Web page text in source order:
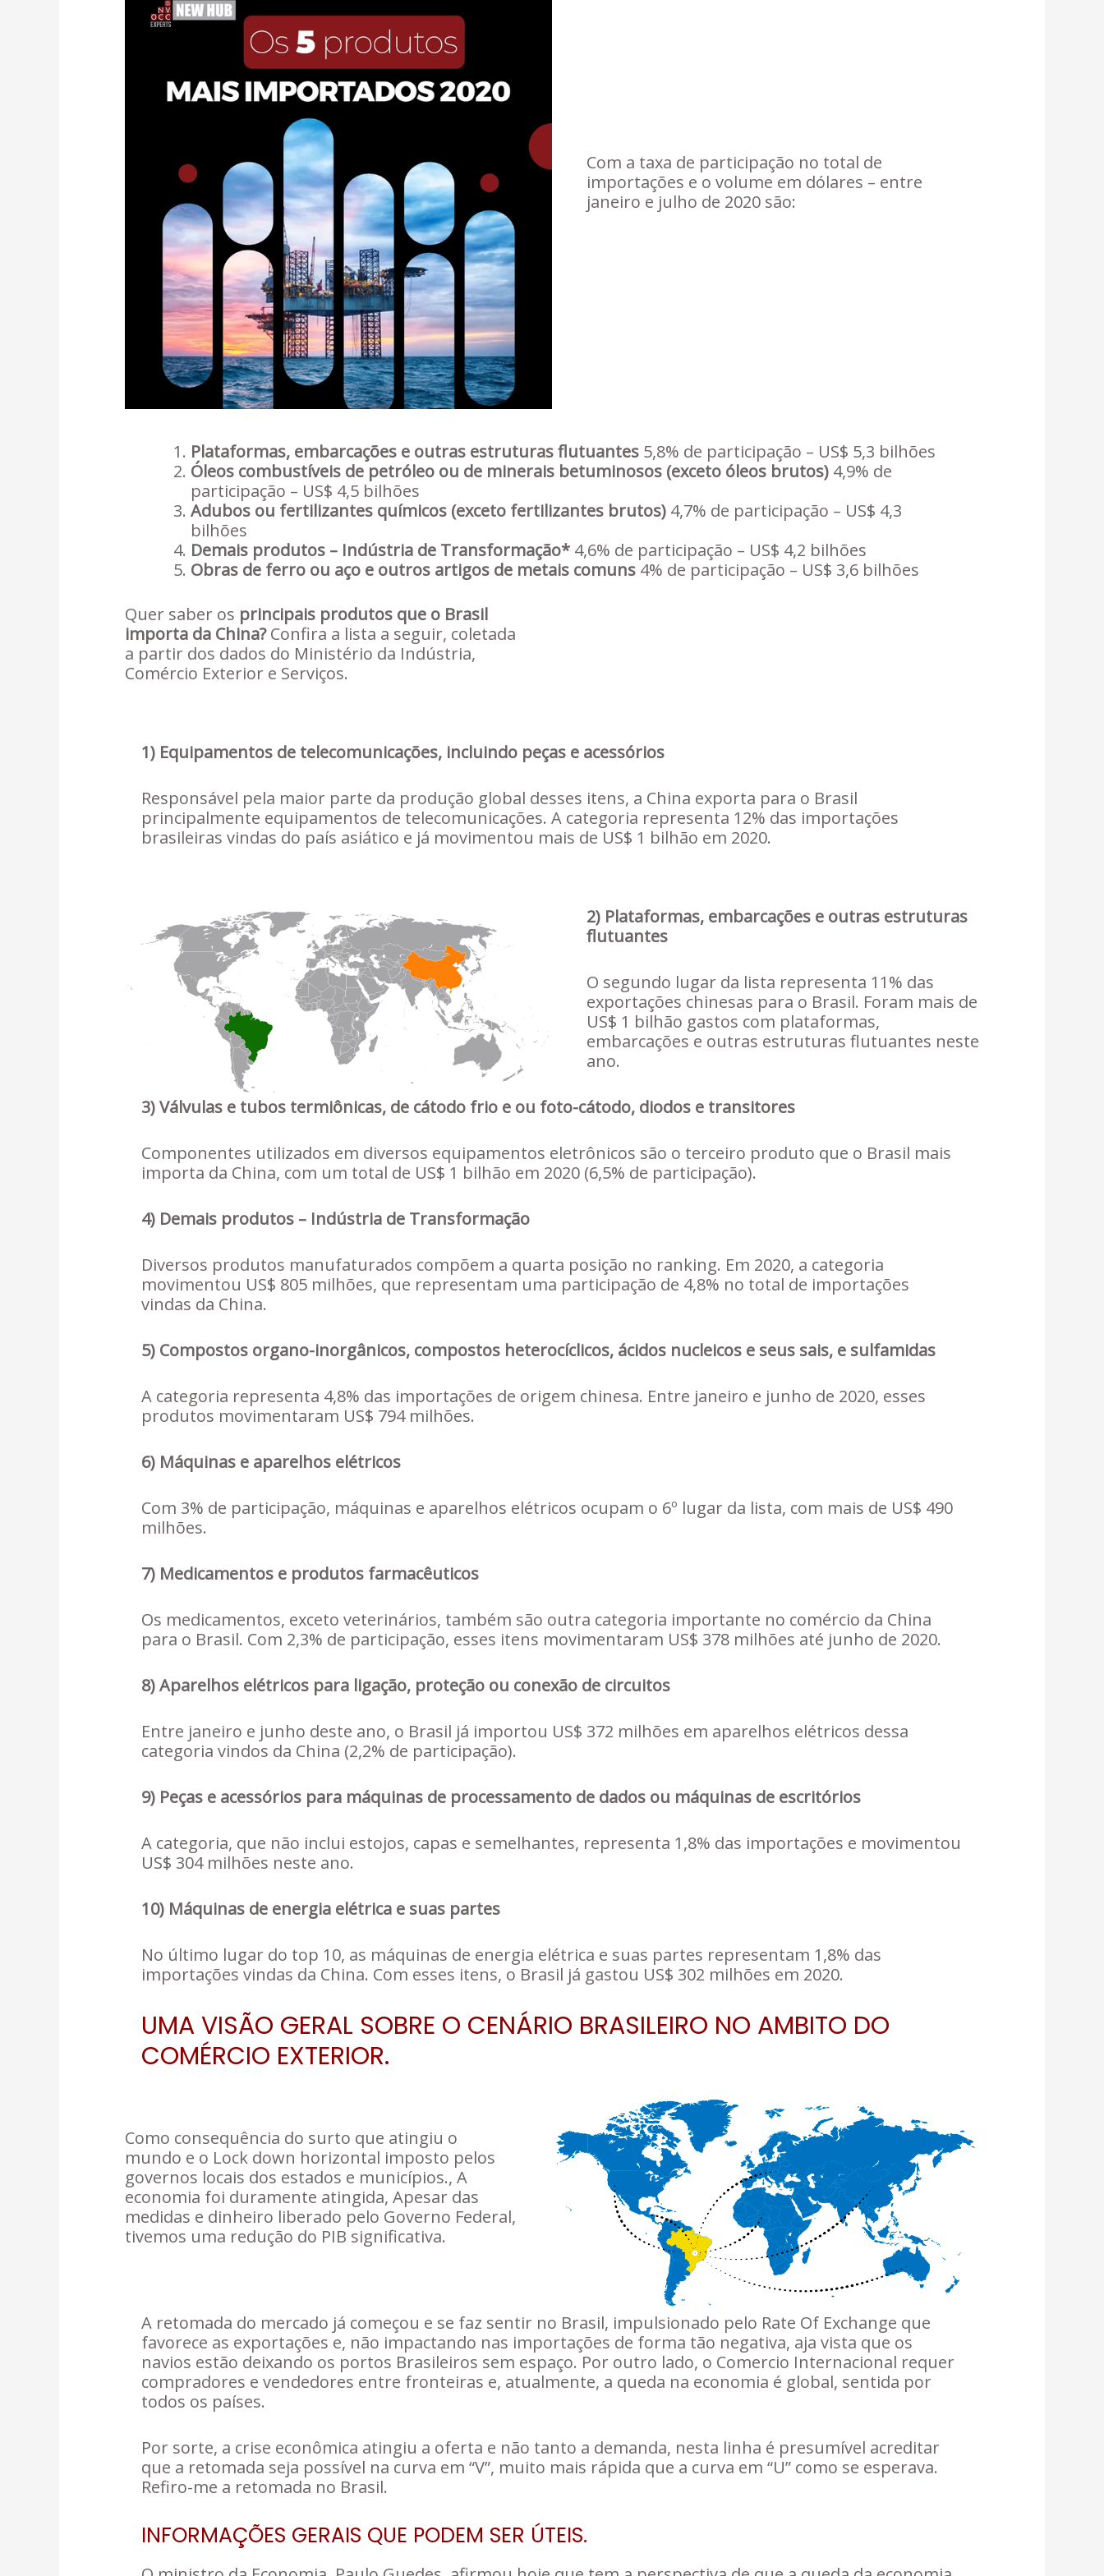
Com a taxa de participação no total de
importações e o volume em dólares – entre
janeiro e julho de 2020 são:
Plataformas, embarcações e outras estruturas flutuantes 5,8% de participação – US$ 5,3 bilhões
Óleos combustíveis de petróleo ou de minerais betuminosos (exceto óleos brutos) 4,9% de
participação – US$ 4,5 bilhões
Adubos ou fertilizantes químicos (exceto fertilizantes brutos) 4,7% de participação – US$ 4,3
bilhões
Demais produtos – Indústria de Transformação* 4,6% de participação – US$ 4,2 bilhões
Obras de ferro ou aço e outros artigos de metais comuns 4% de participação – US$ 3,6 bilhões
Quer saber os principais produtos que o Brasil
importa da China?Confira a lista a seguir, coletada
a partir dos dados do Ministério da Indústria,
Comércio Exterior e Serviços.
1) Equipamentos de telecomunicações, incluindo peças e acessórios
Responsável pela maior parte da produção global desses itens, a China exporta para o Brasil
principalmente equipamentos de telecomunicações. A categoria representa 12% das importações
brasileiras vindas do país asiático e já movimentou mais de US$ 1 bilhão em 2020.
2) Plataformas, embarcações e outras estruturas
flutuantes
O segundo lugar da lista representa 11% das
exportações chinesas para o Brasil. Foram mais de
US$ 1 bilhão gastos com plataformas,
embarcações e outras estruturas flutuantes neste
ano.
3) Válvulas e tubos termiônicas, de cátodo frio e ou foto-cátodo, diodos e transitores
Componentes utilizados em diversos equipamentos eletrônicos são o terceiro produto que o Brasil mais
importa da China, com um total de US$ 1 bilhão em 2020 (6,5% de participação).
4) Demais produtos – Indústria de Transformação
Diversos produtos manufaturados compõem a quarta posição no ranking. Em 2020, a categoria
movimentou US$ 805 milhões, que representam uma participação de 4,8% no total de importações
vindas da China.
5) Compostos organo-inorgânicos, compostos heterocíclicos, ácidos nucleicos e seus sais, e sulfamidas
A categoria representa 4,8% das importações de origem chinesa. Entre janeiro e junho de 2020, esses
produtos movimentaram US$ 794 milhões.
6) Máquinas e aparelhos elétricos
Com 3% de participação, máquinas e aparelhos elétricos ocupam o 6º lugar da lista, com mais de US$ 490
milhões.
7) Medicamentos e produtos farmacêuticos
Os medicamentos, exceto veterinários, também são outra categoria importante no comércio da China
para o Brasil. Com 2,3% de participação, esses itens movimentaram US$ 378 milhões até junho de 2020.
8) Aparelhos elétricos para ligação, proteção ou conexão de circuitos
Entre janeiro e junho deste ano, o Brasil já importou US$ 372 milhões em aparelhos elétricos dessa
categoria vindos da China (2,2% de participação).
9) Peças e acessórios para máquinas de processamento de dados ou máquinas de escritórios
A categoria, que não inclui estojos, capas e semelhantes, representa 1,8% das importações e movimentou
US$ 304 milhões neste ano.
10) Máquinas de energia elétrica e suas partes
No último lugar do top 10, as máquinas de energia elétrica e suas partes representam 1,8% das
importações vindas da China. Com esses itens, o Brasil já gastou US$ 302 milhões em 2020.
UMA VISÃO GERAL SOBRE O CENÁRIO BRASILEIRO NO AMBITO DO
COMÉRCIO EXTERIOR.
Como consequência do surto que atingiu o
mundo e o Lock down horizontal imposto pelos
governos locais dos estados e municípios., A
economia foi duramente atingida, Apesar das
medidas e dinheiro liberado pelo Governo Federal,
tivemos uma redução do PIB significativa.
A retomada do mercado já começou e se faz sentir no Brasil, impulsionado pelo Rate Of Exchange que
favorece as exportações e, não impactando nas importações de forma tão negativa, aja vista que os
navios estão deixando os portos Brasileiros sem espaço. Por outro lado, o Comercio Internacional requer
compradores e vendedores entre fronteiras e, atualmente, a queda na economia é global, sentida por
todos os países.
Por sorte, a crise econômica atingiu a oferta e não tanto a demanda, nesta linha é presumível acreditar
que a retomada seja possível na curva em “V”, muito mais rápida que a curva em “U” como se esperava.
Refiro-me a retomada no Brasil.
INFORMAÇÕES GERAIS QUE PODEM SER ÚTEIS.